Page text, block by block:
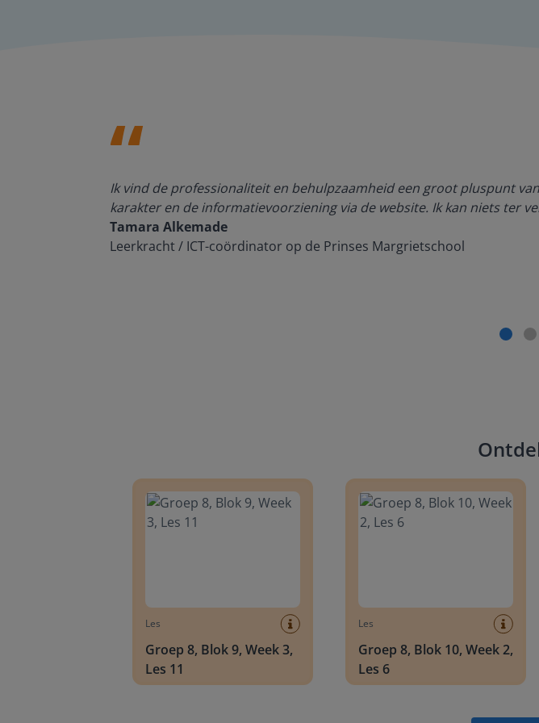
Ik vind de professionaliteit en behulpzaamheid een groot pluspunt
karakter en de informatievoorziening via de website. Ik kan niets ter
Tamara Alkemade
Leerkracht / ICT-coördinator op de Prinses Margrietschool
Les
Groep 8, Blok 9, Week 3,
Les 11
Les
Groep 8, Blok 10, Week 2,
Les 6